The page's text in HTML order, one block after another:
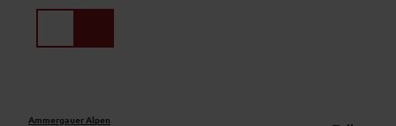
Ammergauer Alpen